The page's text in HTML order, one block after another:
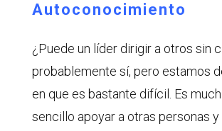
Autoconocimiento
¿Puede un líder dirigir a otros sin
probablemente sí, pero estamos
en que es bastante difícil. Es
sencillo apoyar a otras personas